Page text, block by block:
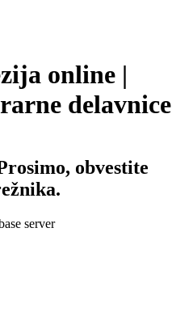
online |
delavnice
obvestite
server